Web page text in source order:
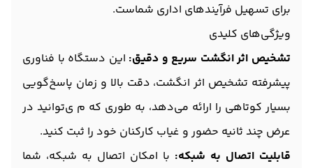
برای تسهیل فرآیندهای اداری شماست.
ویژگی‌های کلیدی
تشخیص اثر انگشت سریع و دقیق: این دستگاه با فناوری
پیشرفته تشخیص اثر انگشت، دقت بالا و زمان پاسخ‌گویی
بسیار کوتاهی را ارائه می‌دهد، به طوری که م ی‌توانید در
عرض چند ثانیه حضور و غیاب کارکنان خود را ثبت کنید.
قابلیت اتصال به شبکه: با امکان اتصال به شبکه، شما